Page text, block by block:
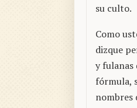
su culto.
Como
dizque
y fulanas
fórmula,
nombres